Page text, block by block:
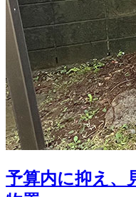
予算内に抑え、